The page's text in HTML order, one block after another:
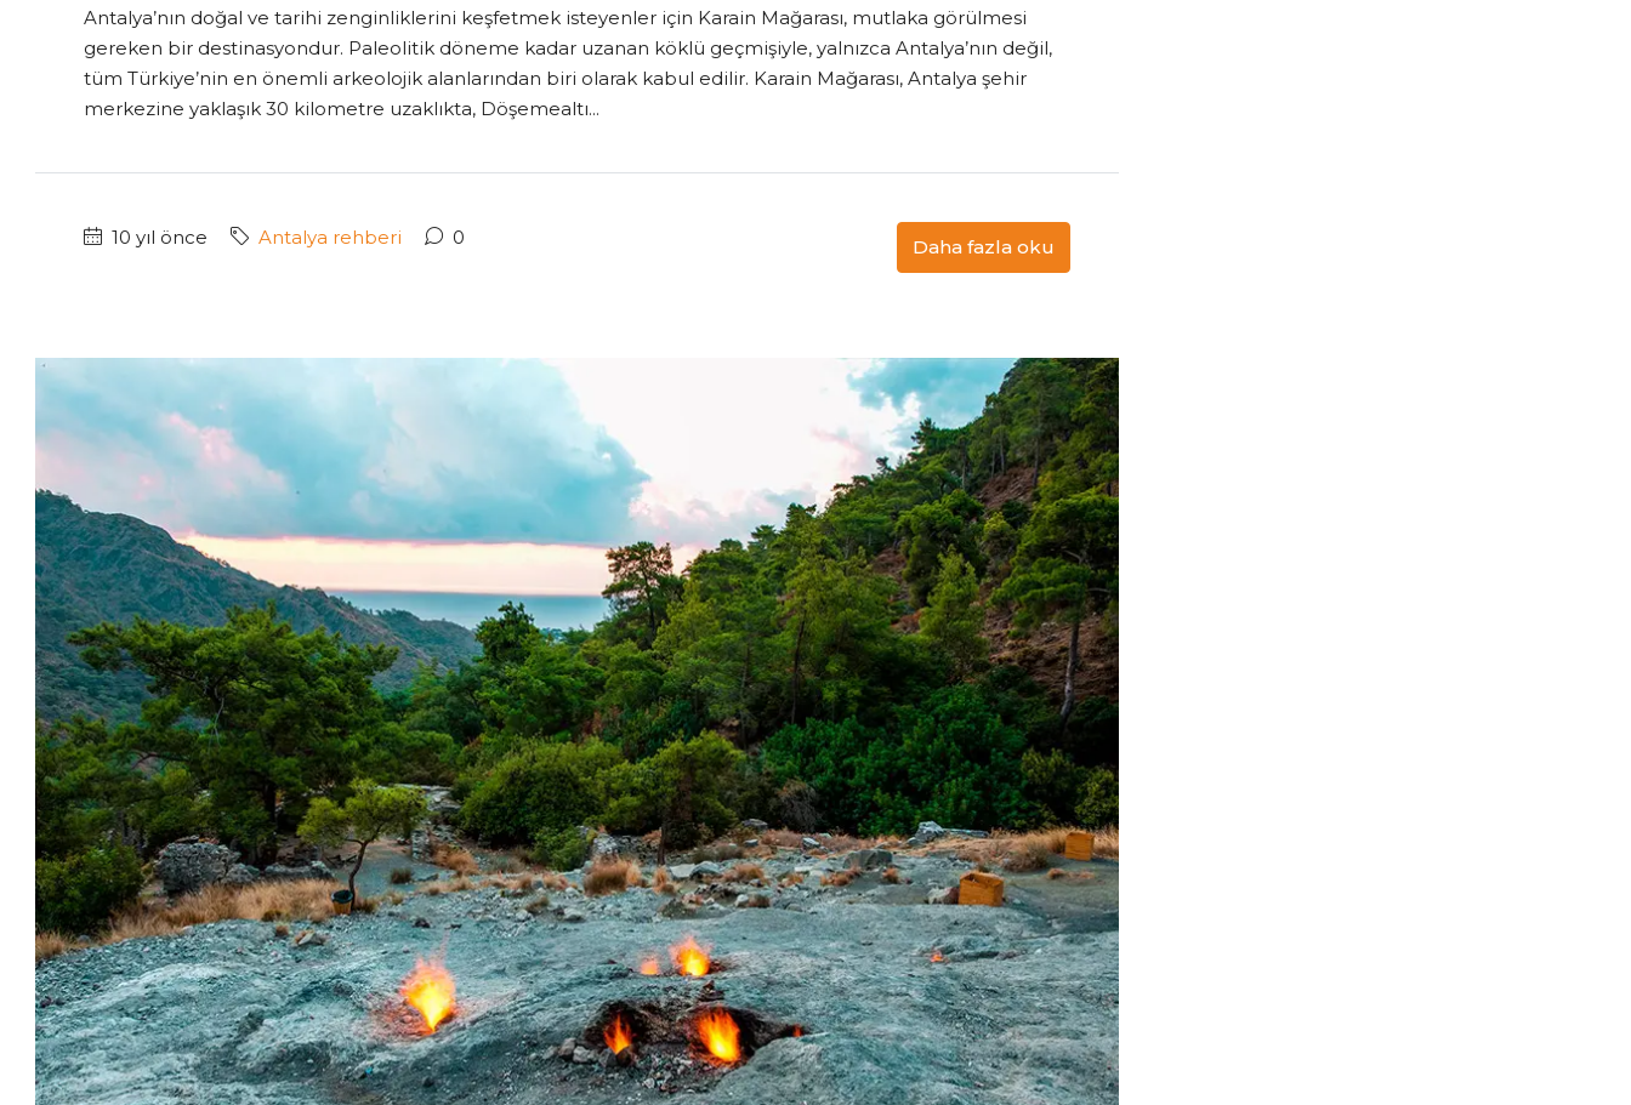
Antalya’nın doğal ve tarihi zenginliklerini keşfetmek isteyenler için Karain Mağarası, mutlaka görülmesi
gereken bir destinasyondur. Paleolitik döneme kadar uzanan köklü geçmişiyle, yalnızca Antalya’nın değil,
tüm Türkiye’nin en önemli arkeolojik alanlarından biri olarak kabul edilir. Karain Mağarası, Antalya şehir
merkezine yaklaşık 30 kilometre uzaklıkta, Döşemealtı...
10 yıl önce Antalya rehberi 0 Daha fazla oku